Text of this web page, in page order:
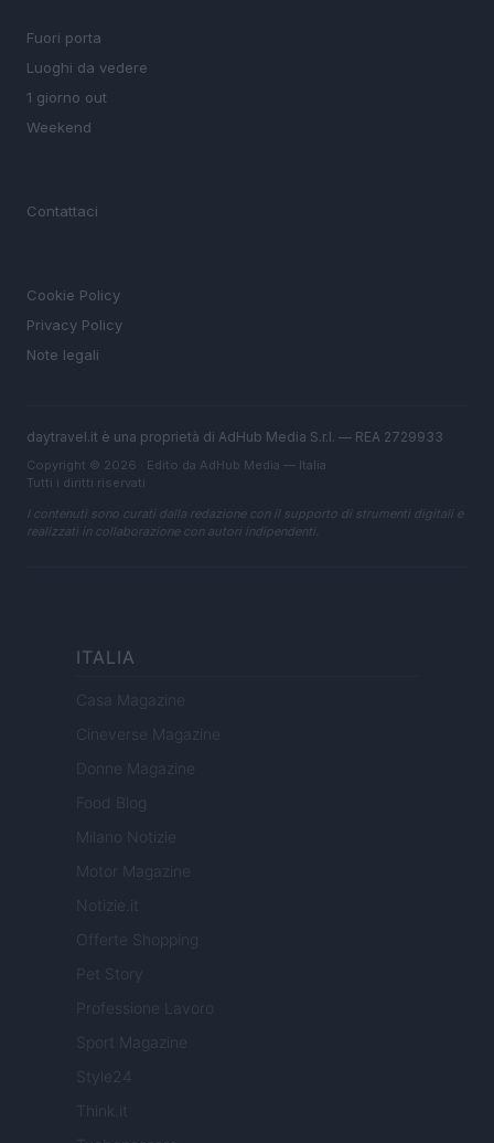
Fuori porta
Luoghi da vedere
1 giorno out
Weekend
Contattaci
Cookie Policy
Privacy Policy
Note legali
daytravel.it è una proprietà di AdHub Media S.r.l. — REA 2729933
Copyright © 2026 · Edito da AdHub Media — Italia
Tutti i diritti riservati
I contenuti sono curati dalla redazione con il supporto di strumenti digitali e
realizzati in collaborazione con autori indipendenti.
ITALIA
Casa Magazine
Cineverse Magazine
Donne Magazine
Food Blog
Milano Notizie
Motor Magazine
Notizie.it
Offerte Shopping
Pet Story
Professione Lavoro
Sport Magazine
Style24
Think.it